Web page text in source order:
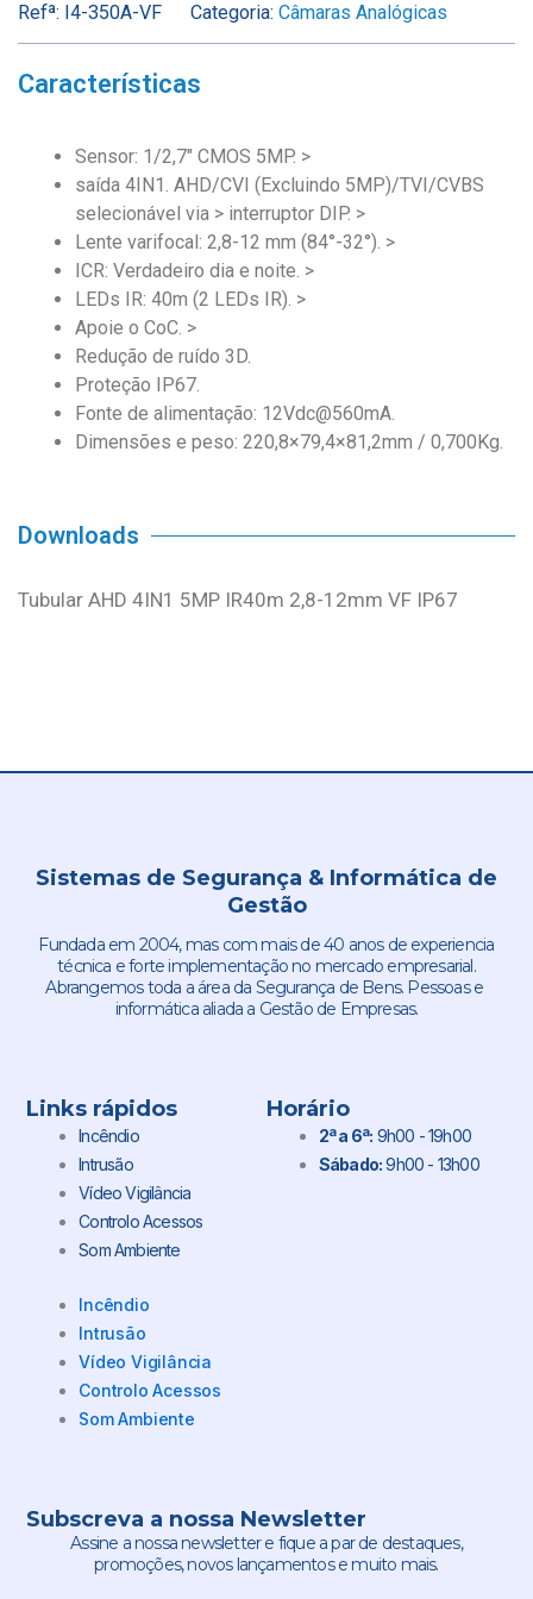
Refª: I4-350A-VF Categoria: Câmaras Analógicas
Características
Sensor: 1/2,7″ CMOS 5MP. >
saída 4IN1. AHD/CVI (Excluindo 5MP)/TVI/CVBS
selecionável via > interruptor DIP. >
Lente varifocal: 2,8-12 mm (84°-32°). >
ICR: Verdadeiro dia e noite. >
LEDs IR: 40m (2 LEDs IR). >
Apoie o CoC. >
Redução de ruído 3D.
Proteção IP67.
Fonte de alimentação: 12Vdc@560mA.
Dimensões e peso: 220,8×79,4×81,2mm / 0,700Kg.
Downloads
Tubular AHD 4IN1 5MP IR40m 2,8-12mm VF IP67
Sistemas de Segurança & Informática de
Gestão
Fundada em 2004, mas com mais de 40 anos de experiencia
técnica e forte implementação no mercado empresarial.
Abrangemos toda a área da Segurança de Bens. Pessoas e
informática aliada a Gestão de Empresas.
Links rápidos
Incêndio
Intrusão
Vídeo Vigilância
Controlo Acessos
Som Ambiente
Incêndio
Intrusão
Vídeo Vigilância
Controlo Acessos
Som Ambiente
Horário
2ª a 6ª: 9h00 - 19h00
Sábado:9h00 - 13h00
Subscreva a nossa Newsletter
Assine a nossa newsletter e fique a par de destaques,
promoções, novos lançamentos e muito mais.